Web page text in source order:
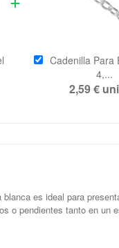
Cadenilla Para
4,...
2,59 €
es ideal para
o pendientes tanto en un